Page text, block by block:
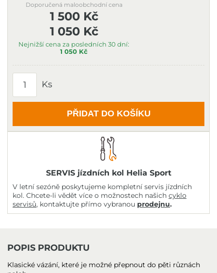
1 050 Kč
Nejnižší cena za posledních 30 dní:
1 050 Kč
Doporučená maloobchodní cena
1 500 Kč
Ks
PŘIDAT DO KOŠÍKU
SERVIS jízdních kol Helia Sport
V letní sezóně poskytujeme kompletní servis jízdních
kol. Chcete-li vědět více o možnostech našich cyklo
servisů, kontaktujte přímo vybranou prodejnu.
POPIS PRODUKTU
Klasické vázání, které je možné přepnout do pěti různách